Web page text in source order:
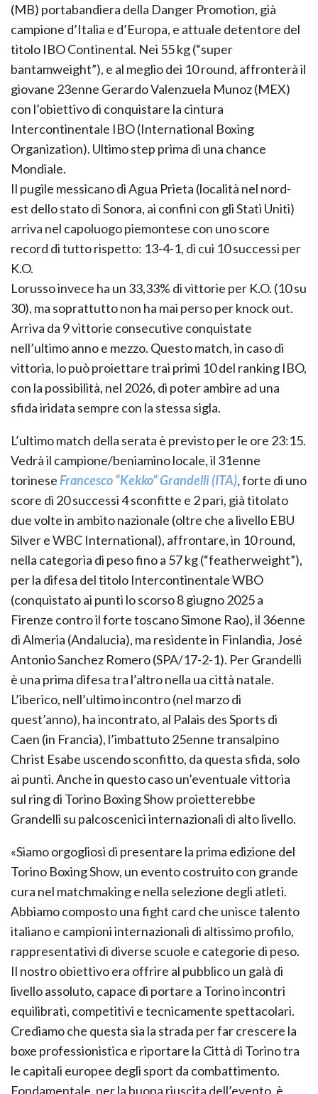
(MB) portabandiera della Danger Promotion, già
campione d’Italia e d’Europa, e attuale detentore del
titolo IBO Continental. Nei 55 kg (“super
bantamweight”), e al meglio dei 10 round, affronterà il
giovane 23enne Gerardo Valenzuela Munoz (MEX)
con l’obiettivo di conquistare la cintura
Intercontinentale IBO (International Boxing
Organization). Ultimo step prima di una chance
Mondiale.
Il pugile messicano di Agua Prieta (località nel nord-
est dello stato di Sonora, ai confini con gli Stati Uniti)
arriva nel capoluogo piemontese con uno score
record di tutto rispetto: 13-4-1, di cui 10 successi per
K.O.
Lorusso invece ha un 33,33% di vittorie per K.O. (10 su
30), ma soprattutto non ha mai perso per knock out.
Arriva da 9 vittorie consecutive conquistate
nell’ultimo anno e mezzo. Questo match, in caso di
vittoria, lo può proiettare trai primi 10 del ranking IBO,
con la possibilità, nel 2026, di poter ambire ad una
sfida iridata sempre con la stessa sigla.
L’ultimo match della serata è previsto per le ore 23:15.
Vedrà il campione/beniamino locale, il 31enne
torineseFrancesco “Kekko” Grandelli (ITA), forte di uno
score di 20 successi 4 sconfitte e 2 pari, già titolato
due volte in ambito nazionale (oltre che a livello EBU
Silver e WBC International), affrontare, in 10 round,
nella categoria di peso fino a 57 kg (“featherweight”),
per la difesa del titolo Intercontinentale WBO
(conquistato ai punti lo scorso 8 giugno 2025 a
Firenze contro il forte toscano Simone Rao), il 36enne
di Almeria (Andalucia), ma residente in Finlandia, José
Antonio Sanchez Romero (SPA/17-2-1). Per Grandelli
è una prima difesa tra l’altro nella ua città natale.
L’iberico, nell’ultimo incontro (nel marzo di
quest’anno), ha incontrato, al Palais des Sports di
Caen (in Francia), l’imbattuto 25enne transalpino
Christ Esabe uscendo sconfitto, da questa sfida, solo
ai punti. Anche in questo caso un’eventuale vittoria
sul ring di Torino Boxing Show proietterebbe
Grandelli su palcoscenici internazionali di alto livello.
«Siamo orgogliosi di presentare la prima edizione del
Torino Boxing Show, un evento costruito con grande
cura nel matchmaking e nella selezione degli atleti.
Abbiamo composto una fight card che unisce talento
italiano e campioni internazionali di altissimo profilo,
rappresentativi di diverse scuole e categorie di peso.
Il nostro obiettivo era offrire al pubblico un galà di
livello assoluto, capace di portare a Torino incontri
equilibrati, competitivi e tecnicamente spettacolari.
Crediamo che questa sia la strada per far crescere la
boxe professionistica e riportare la Città di Torino tra
le capitali europee degli sport da combattimento.
Fondamentale, per la buona riuscita dell’evento, è